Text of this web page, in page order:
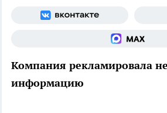
Компания рекламировала
информацию